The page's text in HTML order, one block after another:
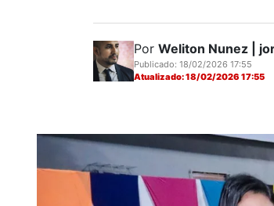
Por Weliton Nunez |
Publicado: 18/02/2026 17:55
Atualizado: 18/02/2026 17:55